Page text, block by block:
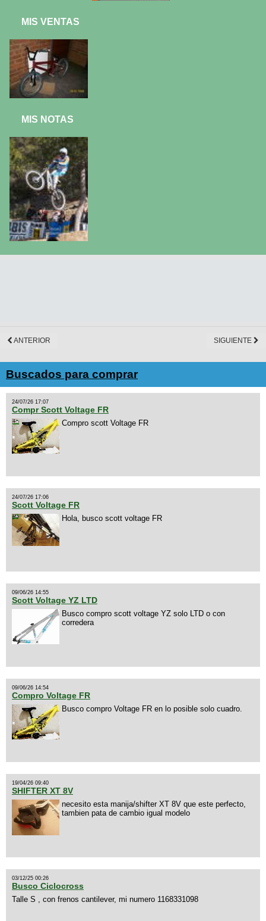
MIS VENTAS
MIS NOTAS
ANTERIOR SIGUIENTE
Buscados para comprar
24/07/26 17:07
Compr Scott Voltage FR
Compro scott Voltage FR
24/07/26 17:06
Scott Voltage FR
Hola, busco scott voltage FR
09/06/26 14:55
Scott Voltage YZ LTD
Busco compro scott voltage YZ solo LTD o con
corredera
09/06/26 14:54
Compro Voltage FR
Busco compro Voltage FR en lo posible solo cuadro.
19/04/26 09:40
SHIFTER XT 8V
necesito esta manija/shifter XT 8V que este perfecto,
tambien pata de cambio igual modelo
03/12/25 00:26
Busco Ciclocross
Talle S , con frenos cantilever, mi numero 1168331098